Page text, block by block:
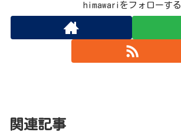
himawariをフォローする
関連記事